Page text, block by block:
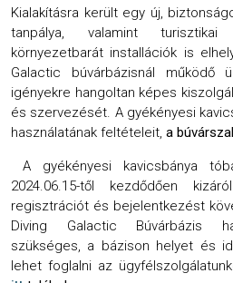
Kialakításra került egy új,
tanpálya, valamint turisztikai
környezetbarát installációk is
Galactic búvárbázisnál működő
igényekre hangoltan képes
és szervezését. A gyékényesi
használatának feltételeit, a
A gyékényesi kavicsbánya
2024.06.15-től kezdődően
regisztrációt és bejelentkezést
Diving Galactic Búvárbázis
szükséges, a bázison helyet és
lehet foglalni az